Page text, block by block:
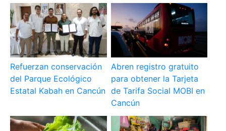
Refuerzan conservación
del Parque Ecológico
Estatal Kabah en Cancún
Abren registro gratuito
para obtener la Tarjeta
de Tarifa Social MOBI en
Cancún